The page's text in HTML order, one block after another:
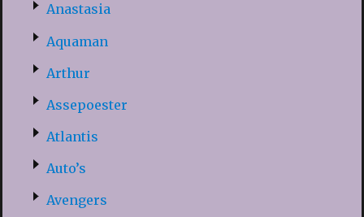
Anastasia
Aquaman
Arthur
Assepoester
Atlantis
Auto’s
Avengers